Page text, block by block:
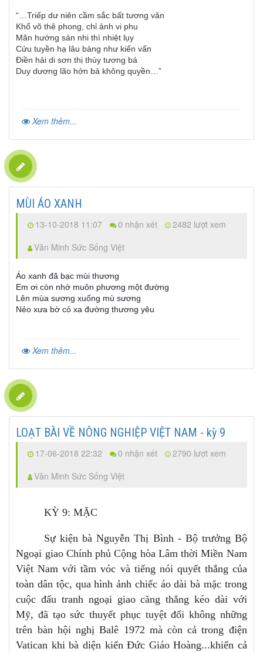
“…Triếp dư niên cầm sắc bất tương văn
Khổ võ thê phong, chỉ ảnh vi phu
Mãn hướng sản nhi thì nhiệt lụy
Cửu tuyền hạ lâu bàng như kiến vấn
Điền hải di sơn thị thùy tương bá
Duy dương lão hớn bả không quyền…”
Xem thêm...
MÙI ÁO XANH
13-10-2018 11:07 0 nhận xét
2482 lượt xem
Văn Minh Sức Sống Việt
Áo xanh đã bạc mùi thương
Em ơi còn nhớ muôn phương một đường
Lên mùa sương xuống mù sương
Nẻo xưa bờ cỏ xa đường thương yêu
Xem thêm...
LOẠT BÀI VỀ NÔNG NGHIỆP VIỆT NAM - kỳ 9
17-06-2018 22:32 0 nhận xét
2790 lượt xem
Văn Minh Sức Sống Việt
KỲ 9: MẶC
Sự kiện bà Nguyễn Thị Bình - Bộ trưởng Bộ
Ngoại giao Chính phủ Cộng hòa Lâm thời Miền Nam
Việt Nam với tầm vóc và tiếng nói quyết thắng của
toàn dân tộc, qua hình ảnh chiếc áo dài bà mặc trong
cuộc đấu tranh ngoại giao căng thẳng kéo dài với
Mỹ, đã tạo sức thuyết phục tuyệt đối không những
trên bàn hội nghị Balê 1972 mà còn cả trong điện
Vatican khi bà diện kiến Đức Giáo Hoàng...khiến cả